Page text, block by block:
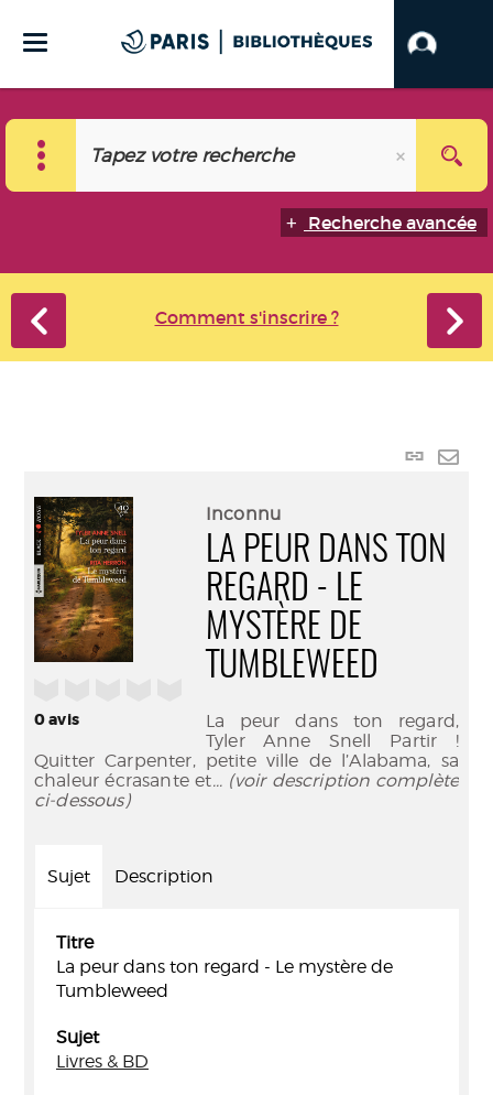
Recherche avancée
Comment s'inscrire ?
Lien
0avis
Inconnu
LA PEUR DANS TON
REGARD - LE
MYSTÈRE DE
TUMBLEWEED
La peur dans ton regard,
Tyler Anne Snell Partir !
Quitter Carpenter, petite ville de l’Alabama, sa
chaleur écrasante et... (voir description complète
ci-dessous)
Sujet Description
Titre
La peur dans ton regard - Le mystère de
Tumbleweed
Sujet
Livres & BD